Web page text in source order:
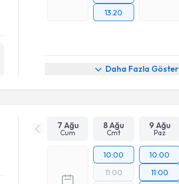
13:20
Daha Fazla Göster
7 Ağu
Cum
8 Ağu
Cmt
9 Ağu
Paz
10:00
11:00
10:00
11:00